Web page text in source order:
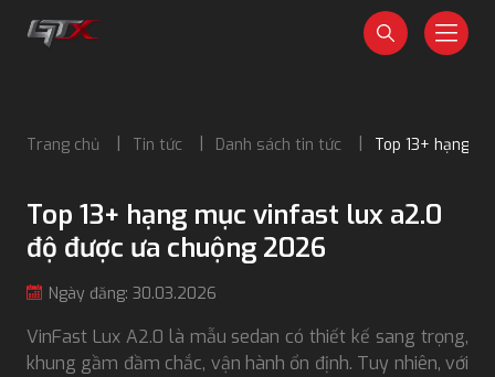
Trang chủ Tin tức Danh sách tin tức Top 13+ hạng
Top 13+ hạng mục vinfast lux a2.0
độ được ưa chuộng 2026
Ngày đăng: 30.03.2026
VinFast Lux A2.0 là mẫu sedan có thiết kế sang trọng,
khung gầm đầm chắc, vận hành ổn định. Tuy nhiên, với